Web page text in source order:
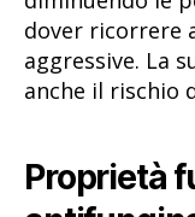
dover ricorrere
aggressive. La
anche il rischio
Proprietà